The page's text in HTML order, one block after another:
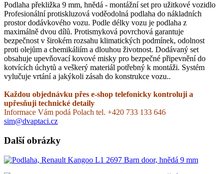
Podlaha překližka 9 mm, hnědá - montážní set pro užitkové vozidlo
Profesionální protiskluzová voděodolná podlaha do nákladních
prostor dodávkového vozu. Podle délky vozu je podlaha z
maximálně dvou dílů. Protismyková povrchová garantuje
bezpečnost v širokém rozsahu klimatických podmínek, odolnost
proti olejům a chemikáliím a dlouhou životnost. Dodávaný set
obsahuje upevňovací kovové misky pro bezpečné připevnění do
kotvících úchytů a veškerý materiál potřebný k montáži. Systém
vylučuje vrtání a jakýkoli zásah do konstrukce vozu..
Každou objednávku přes e-shop telefonicky kontroluji a
upřesňuji technické detaily
Informace Vám podá Polach tel. +420 733 133 646
sim@dvaptaci.cz
Další obrázky